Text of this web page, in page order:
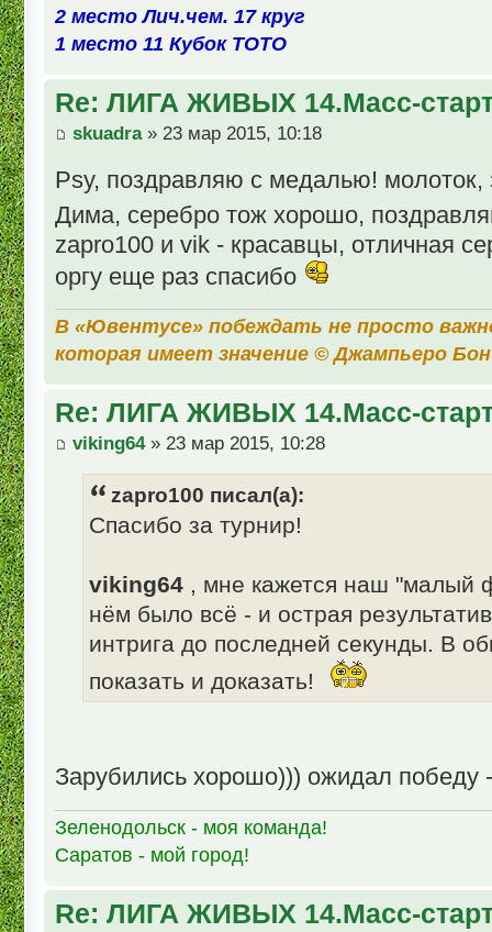
2 место Лич.чем. 17 круг
1 место 11 Кубок ТОТО
Re: ЛИГА ЖИВЫХ 14.Масс-
skuadra» 23 мар 2015, 10:18
Psy, поздравляю с медалью! молоток,
Дима, серебро тож хорошо,
zapro100 и vik - красавцы, отличная
оргу еще раз спасибо
В «Ювентусе» побеждать не просто
которая имеет значение © Джампьеро
Re: ЛИГА ЖИВЫХ 14.Масс-
viking64» 23 мар 2015, 10:28
zapro100 писал(а):
Спасибо за турнир!
viking64 , мне кажется наш "малый
нём было всё - и острая
интрига до последней секунды. В
показать и доказать!
Зарубились хорошо))) ожидал победу
Зеленодольск - моя команда!
Саратов - мой город!
Re: ЛИГА ЖИВЫХ 14.Масс-